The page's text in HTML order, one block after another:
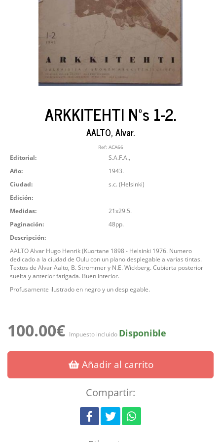
ARKKITEHTI Nºs 1-2.
AALTO, Alvar.
Ref: ACA66
Editorial:
S.A.F.A.,
Año:
1943.
Ciudad:
s.c. (Helsinki)
Edición:
Medidas:
21x29.5.
Paginación:
48pp.
Descripción:
AALTO Alvar Hugo Henrik (Kuortane 1898 - Helsinki 1976. Numero
dedicado a la ciudad de Oulu con un plano desplegable a varias tintas.
Textos de Alvar Aalto, B. Strommer y N.E. Wickberg. Cubierta posterior
suelta y anterior fatigada. Buen interior.
Profusamente ilustrado en negro y un desplegable.
100.00€ Impuesto incluido Disponible
Añadir al carrito
Compartir: